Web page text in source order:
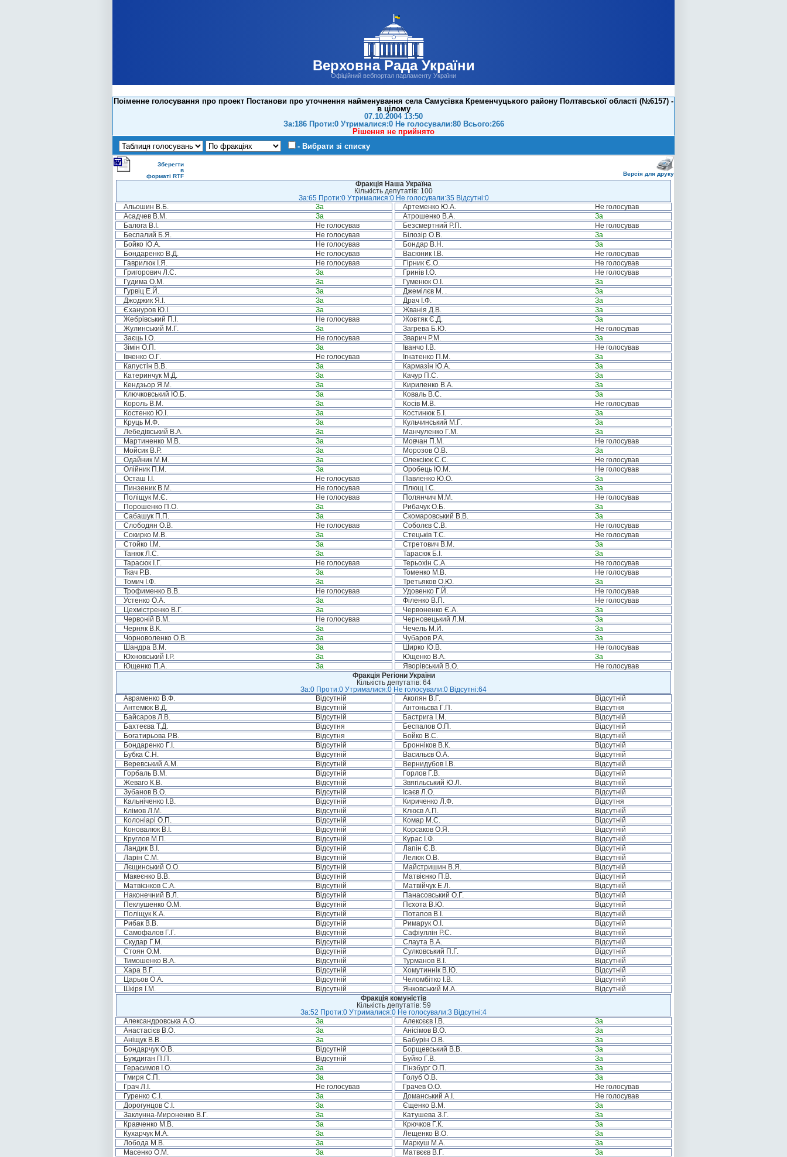
Верховна Рада України
Офіційний вебпортал парламенту України
Поіменне голосування про проект Постанови про уточнення найменування села Самусівка Кременчуцького району Полтавської області (№6157) -
в цілому
07.10.2004 13:50
За:186 Проти:0 Утрималися:0 Не голосували:80 Всього:266
Рішення не прийнято
- Вибрати зі списку
Зберегти
в
форматі RTF
Версія для друку
Фракція Наша Україна
Кількість депутатів: 100
За:65 Проти:0 Утрималися:0 Не голосували:35 Відсутні:0
Альошин В.Б.
За Артеменко Ю.А.
Не голосував
Асадчев В.М.
За Атрошенко В.А.
За
Балога В.І.
Не голосував Безсмертний Р.П.
Не голосував
Беспалий Б.Я.
Не голосував Білозір О.В.
За
Бойко Ю.А.
Не голосував Бондар В.Н.
За
Бондаренко В.Д.
Не голосував Васюник І.В.
Не голосував
Гаврилюк І.Я.
Не голосував Гірник Є.О.
Не голосував
Григорович Л.С.
За Гринів І.О.
Не голосував
Гудима О.М.
За Гуменюк О.І.
За
Гурвіц Е.Й.
За Джемілєв М. .
За
Джоджик Я.І.
За Драч І.Ф.
За
Єхануров Ю.І.
За Жванія Д.В.
За
Жебрівський П.І.
Не голосував Жовтяк Є.Д.
За
Жулинський М.Г.
За Загрева Б.Ю.
Не голосував
Заєць І.О.
Не голосував Зварич Р.М.
За
Зімін О.П.
За Іванчо І.В.
Не голосував
Івченко О.Г.
Не голосував Ігнатенко П.М.
За
Капустін В.В.
За Кармазін Ю.А.
За
Катеринчук М.Д.
За Качур П.С.
За
Кендзьор Я.М.
За Кириленко В.А.
За
Ключковський Ю.Б.
За Коваль В.С.
За
Король В.М.
За Косів М.В.
Не голосував
Костенко Ю.І.
За Костинюк Б.І.
За
Круць М.Ф.
За Кульчинський М.Г.
За
Лебедівський В.А.
За Манчуленко Г.М.
За
Мартиненко М.В.
За Мовчан П.М.
Не голосував
Мойсик В.Р.
За Морозов О.В.
За
Одайник М.М.
За Олексіюк С.С.
Не голосував
Олійник П.М.
За Оробець Ю.М.
Не голосував
Осташ І.І.
Не голосував Павленко Ю.О.
За
Пинзеник В.М.
Не голосував Плющ І.С.
За
Поліщук М.Є.
Не голосував Полянчич М.М.
Не голосував
Порошенко П.О.
За Рибачук О.Б.
За
Сабашук П.П.
За Скомаровський В.В.
За
Слободян О.В.
Не голосував Соболєв С.В.
Не голосував
Сокирко М.В.
За Стецьків Т.С.
Не голосував
Стойко І.М.
За Стретович В.М.
За
Танюк Л.С.
За Тарасюк Б.І.
За
Тарасюк І.Г.
Не голосував Терьохін С.А.
Не голосував
Ткач Р.В.
За Томенко М.В.
Не голосував
Томич І.Ф.
За Третьяков О.Ю.
За
Трофименко В.В.
Не голосував Удовенко Г.Й.
Не голосував
Устенко О.А.
За Філенко В.П.
Не голосував
Цехмістренко В.Г.
За Червоненко Є.А.
За
Червоній В.М.
Не голосував Черновецький Л.М.
За
Черняк В.К.
За Чечель М.Й.
За
Чорноволенко О.В.
За Чубаров Р.А.
За
Шандра В.М.
За Ширко Ю.В.
Не голосував
Юхновський І.Р.
За Ющенко В.А.
За
Ющенко П.А.
За Яворівський В.О.
Не голосував
Фракція Регіони України
Кількість депутатів: 64
За:0 Проти:0 Утрималися:0 Не голосували:0 Відсутні:64
Авраменко В.Ф.
Відсутній Акопян В.Г.
Відсутній
Антемюк В.Д.
Відсутній Антоньєва Г.П.
Відсутня
Байсаров Л.В.
Відсутній Бастрига І.М.
Відсутній
Бахтеєва Т.Д.
Відсутня Беспалов О.П.
Відсутній
Богатирьова Р.В.
Відсутня Бойко В.С.
Відсутній
Бондаренко Г.І.
Відсутній Бронніков В.К.
Відсутній
Бубка С.Н.
Відсутній Васильєв О.А.
Відсутній
Веревський А.М.
Відсутній Вернидубов І.В.
Відсутній
Горбаль В.М.
Відсутній Горлов Г.В.
Відсутній
Жеваго К.В.
Відсутній Звягільський Ю.Л.
Відсутній
Зубанов В.О.
Відсутній Ісаєв Л.О.
Відсутній
Кальніченко І.В.
Відсутній Кириченко Л.Ф.
Відсутня
Клімов Л.М.
Відсутній Клюєв А.П.
Відсутній
Колоніарі О.П.
Відсутній Комар М.С.
Відсутній
Коновалюк В.І.
Відсутній Корсаков О.Я.
Відсутній
Круглов М.П.
Відсутній Курас І.Ф.
Відсутній
Ландик В.І.
Відсутній Лапін Є.В.
Відсутній
Ларін С.М.
Відсутній Лелюк О.В.
Відсутній
Лєщинський О.О.
Відсутній Майстришин В.Я.
Відсутній
Макеєнко В.В.
Відсутній Матвієнко П.В.
Відсутній
Матвієнков С.А.
Відсутній Матвійчук Е.Л.
Відсутній
Наконечний В.Л.
Відсутній Панасовський О.Г.
Відсутній
Пеклушенко О.М.
Відсутній Пєхота В.Ю.
Відсутній
Поліщук К.А.
Відсутній Потапов В.І.
Відсутній
Рибак В.В.
Відсутній Римарук О.І.
Відсутній
Самофалов Г.Г.
Відсутній Сафіуллін Р.С.
Відсутній
Скудар Г.М.
Відсутній Слаута В.А.
Відсутній
Стоян О.М.
Відсутній Сулковський П.Г.
Відсутній
Тимошенко В.А.
Відсутній Турманов В.І.
Відсутній
Хара В.Г.
Відсутній Хомутиннік В.Ю.
Відсутній
Царьов О.А.
Відсутній Челомбітко І.В.
Відсутній
Шкіря І.М.
Відсутній Янковський М.А.
Відсутній
Фракція комуністів
Кількість депутатів: 59
За:52 Проти:0 Утрималися:0 Не голосували:3 Відсутні:4
Александровська А.О.
За Алексєєв І.В.
За
Анастасієв В.О.
За Анісімов В.О.
За
Аніщук В.В.
За Бабурін О.В.
За
Бондарчук О.В.
Відсутній Борщевський В.В.
За
Буждиган П.П.
Відсутній Буйко Г.В.
За
Герасимов І.О.
За Гінзбург О.П.
За
Гмиря С.П.
За Голуб О.В.
За
Грач Л.І.
Не голосував Грачев О.О.
Не голосував
Гуренко С.І.
За Доманський А.І.
Не голосував
Дорогунцов С.І.
За Єщенко В.М.
За
Заклунна-Мироненко В.Г.
За Катушева З.Г.
За
Кравченко М.В.
За Крючков Г.К.
За
Кухарчук М.А.
За Лещенко В.О.
За
Лобода М.В.
За Маркуш М.А.
За
Масенко О.М.
За Матвєєв В.Г.
За